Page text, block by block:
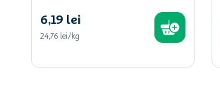
6,19 lei
24,76 lei/kg